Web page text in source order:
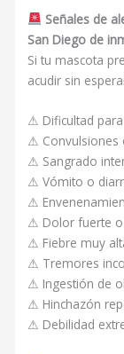
Señales de
San Diego de
Si tu mascota
acudir sin
⚠ Dificultad
⚠ Convulsiones
⚠ Sangrado
⚠ Vómito o
⚠
⚠ Dolor fuerte o
⚠ Fiebre muy
⚠ Tremores
⚠ Ingestión de
⚠ Hinchazón
⚠ Debilidad